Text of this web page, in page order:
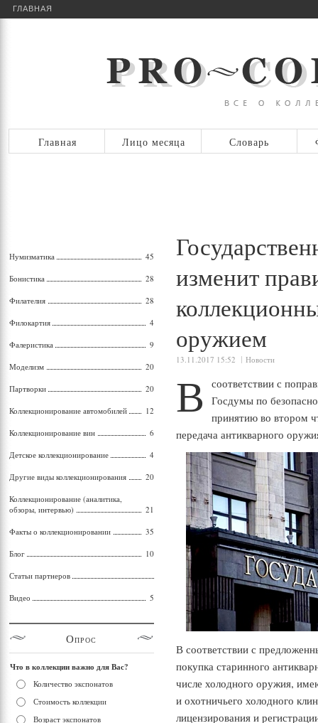
ГЛАВНАЯ
Главная Лицо месяца Словарь
изменит
оружием
13.11.2017 15:52 Новости
В
соответствии с
Госдумы по
принятию во втором
передача антикварного
В соответствии с
покупка старинного
числе холодного оружия,
и охотничьего холодного
лицензирования и
Нумизматика 45
Бонистика 28
Филателия 28
Филокартия 4
Фалеристика 9
Моделизм 20
Партворки 20
Коллекционирование автомобилей 12
Коллекционирование вин 6
Детское коллекционирование 4
Другие виды коллекционирования 20
Коллекционирование (аналитика,
обзоры, интервью)
21
Факты о коллекционировании 35
Блог 10
Статьи партнеров
Видео 5
Опрос
Что в коллекции важно для Вас?
Количество экспонатов
Стоимость коллекции
Возраст экспонатов